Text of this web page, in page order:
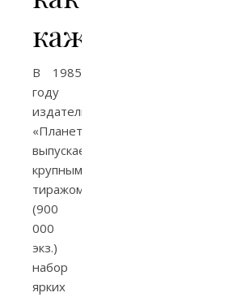
кажется?
В 1985
году
издательство
«Планета»
выпускает
крупным
тиражом
(900
000
экз.)
набор
ярких